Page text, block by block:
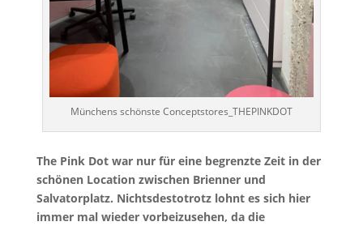
Münchens schönste Conceptstores_THEPINKDOT
The Pink Dot war nur für eine begrenzte Zeit in der
schönen Location zwischen Brienner und
Salvatorplatz. Nichtsdestotrotz lohnt es sich hier
immer mal wieder vorbeizusehen, da die